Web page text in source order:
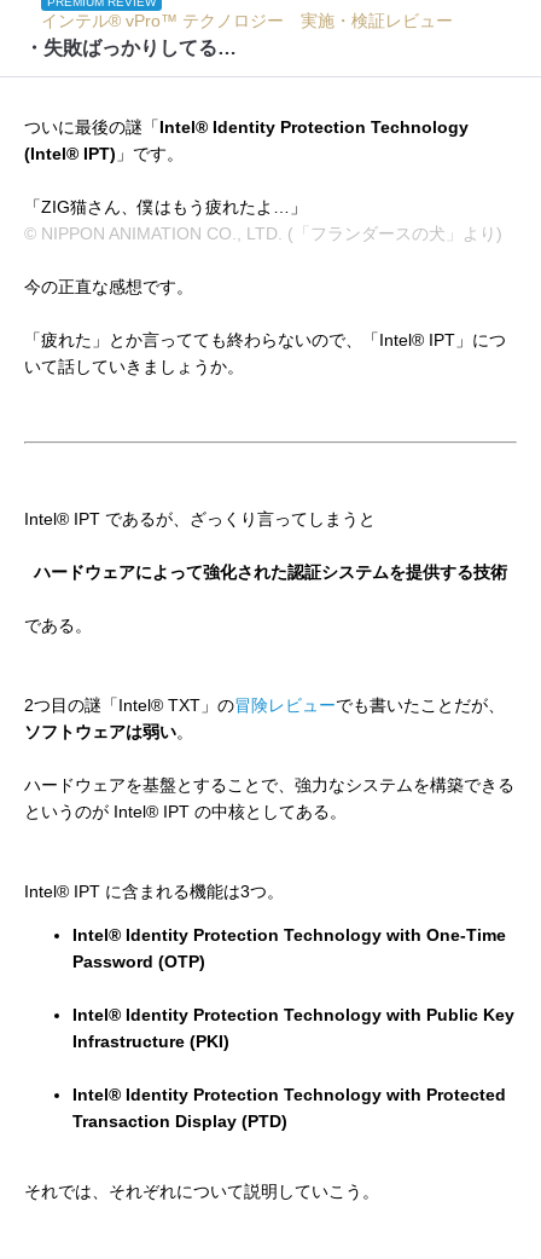
インテル® vPro™ テクノロジー 実施・検証レビュー
・失敗ばっかりしてる…
ついに最後の謎「Intel® Identity Protection Technology
(Intel® IPT) 」です。
「ZIG猫さん、僕はもう疲れたよ…」
© NIPPON ANIMATION CO., LTD. (「フランダースの犬」より)
今の正直な感想です。
「疲れた」とか言ってても終わらないので、「Intel® IPT」につ
いて話していきましょうか。
Intel® IPT であるが、ざっくり言ってしまうと
ハードウェアによって強化された認証システムを提供する技術
である。
2つ目の謎「Intel® TXT」の冒険レビューでも書いたことだが、
ソフトウェアは弱い。
ハードウェアを基盤とすることで、強力なシステムを構築できる
というのが Intel® IPT の中核としてある。
Intel® IPT に含まれる機能は3つ。
Intel® Identity Protection Technology with One-Time
Password (OTP)
Intel® Identity Protection Technology with Public Key
Infrastructure (PKI)
Intel® Identity Protection Technology with Protected
Transaction Display (PTD)
それでは、それぞれについて説明していこう。